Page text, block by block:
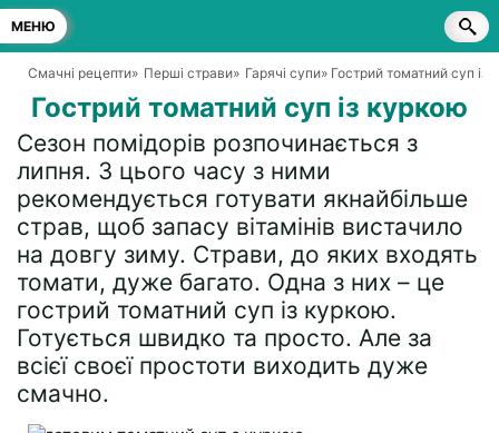
МЕНЮ
Смачні рецепти» Перші страви» Гарячі супи» Гострий томатний суп із
Гострий томатний суп із куркою
Сезон помідорів розпочинається з
липня. З цього часу з ними
рекомендується готувати якнайбільше
страв, щоб запасу вітамінів вистачило
на довгу зиму. Страви, до яких входять
томати, дуже багато. Одна з них – це
гострий томатний суп із куркою.
Готується швидко та просто. Але за
всієї своєї простоти виходить дуже
смачно.